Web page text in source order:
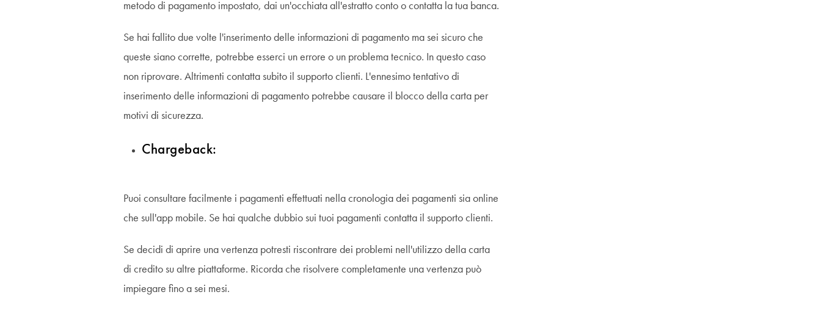
metodo di pagamento impostato, dai un'occhiata all'estratto conto o contatta la tua banca.
Se hai fallito due volte l'inserimento delle informazioni di pagamento ma sei sicuro che
queste siano corrette, potrebbe esserci un errore o un problema tecnico. In questo caso
non riprovare. Altrimenti contatta subito il supporto clienti. L'ennesimo tentativo di
inserimento delle informazioni di pagamento potrebbe causare il blocco della carta per
motivi di sicurezza.
Chargeback:
Puoi consultare facilmente i pagamenti effettuati nella cronologia dei pagamenti sia online
che sull'app mobile. Se hai qualche dubbio sui tuoi pagamenti contatta il supporto clienti.
Se decidi di aprire una vertenza potresti riscontrare dei problemi nell'utilizzo della carta
di credito su altre piattaforme. Ricorda che risolvere completamente una vertenza può
impiegare fino a sei mesi.